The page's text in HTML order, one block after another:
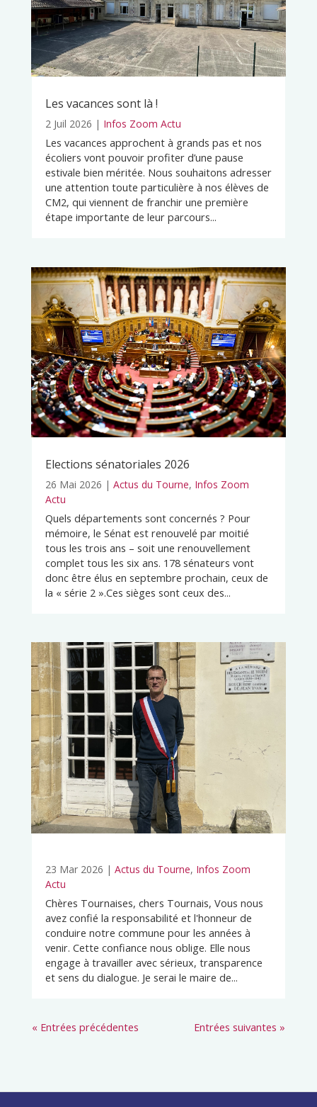
Les vacances sont là !
2 Juil 2026 | Infos Zoom Actu
Les vacances approchent à grands pas et nos
écoliers vont pouvoir profiter d’une pause
estivale bien méritée. Nous souhaitons adresser
une attention toute particulière à nos élèves de
CM2, qui viennent de franchir une première
étape importante de leur parcours...
Elections sénatoriales 2026
26 Mai 2026 | Actus du Tourne, Infos Zoom
Actu
Quels départements sont concernés ? Pour
mémoire, le Sénat est renouvelé par moitié
tous les trois ans – soit une renouvellement
complet tous les six ans. 178 sénateurs vont
donc être élus en septembre prochain, ceux de
la « série 2 ».Ces sièges sont ceux des...
23 Mar 2026 | Actus du Tourne, Infos Zoom
Actu
Chères Tournaises, chers Tournais, Vous nous
avez confié la responsabilité et l'honneur de
conduire notre commune pour les années à
venir. Cette confiance nous oblige. Elle nous
engage à travailler avec sérieux, transparence
et sens du dialogue. Je serai le maire de...
« Entrées précédentes Entrées suivantes »